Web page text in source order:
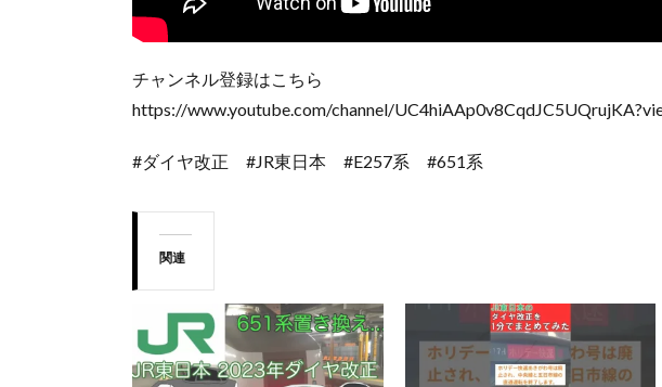
チャンネル登録はこちら
https://www.youtube.com/channel/
#ダイヤ改正 #JR東日本 #E257系 #651系
関連